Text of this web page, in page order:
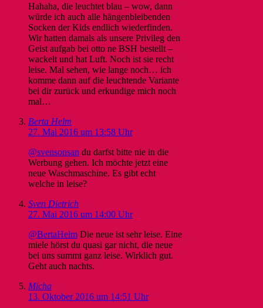
Hahaha, die leuchtet blau – wow, dann
würde ich auch alle hängenbleibenden
Socken der Kids endlich wiederfinden.
Wir hatten damals als unsere Privileg den
Geist aufgab bei otto ne BSH bestellt –
wackelt und hat Luft. Noch ist sie recht
leise. Mal sehen, wie lange noch… ich
komme dann auf die leuchtende Variante
bei dir zurück und erkundige mich noch
mal…
Berta Helm
27. Mai 2016 um 13:58 Uhr
@svensonsan du darfst bitte nie in die
Werbung gehen. Ich möchte jetzt eine
neue Waschmaschine. Es gibt echt
welche in leise?
Sven Dietrich
27. Mai 2016 um 14:00 Uhr
@BertaHelm Die neue ist sehr leise. Eine
miele hörst du quasi gar nicht, die neue
bei uns summt ganz leise. Wirklich gut.
Geht auch nachts.
Micha
13. Oktober 2016 um 14:51 Uhr